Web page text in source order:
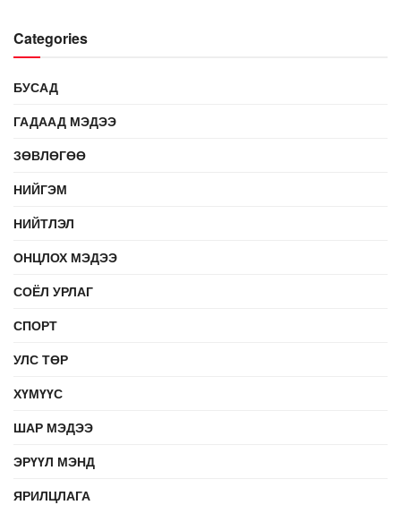
Categories
БУСАД
ГАДААД МЭДЭЭ
ЗӨВЛӨГӨӨ
НИЙГЭМ
НИЙТЛЭЛ
ОНЦЛОХ МЭДЭЭ
СОЁЛ УРЛАГ
СПОРТ
УЛС ТӨР
ХҮМҮҮС
ШАР МЭДЭЭ
ЭРҮҮЛ МЭНД
ЯРИЛЦЛАГА